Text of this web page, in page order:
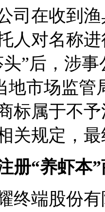
在收到渔
人对名称
”后，涉
地市场监
标属于不
关规定，
册“养虾本”
端股份有